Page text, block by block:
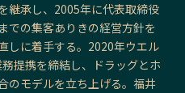
継承し、2005年に代表取締役
での集客ありきの経営方針を
しに着手する。2020年ウエル
提携を締結し、ドラッグとホ
のモデルを立ち上げる。福井